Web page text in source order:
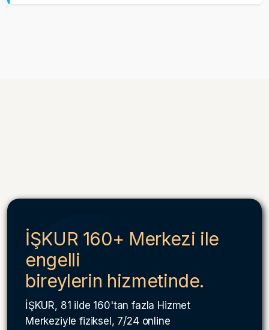
İŞKUR 160+ Merkezi ile
engelli
bireylerin hizmetinde.
İŞKUR, 81 ilde 160'tan fazla Hizmet
Merkeziyle fiziksel, 7/24 online